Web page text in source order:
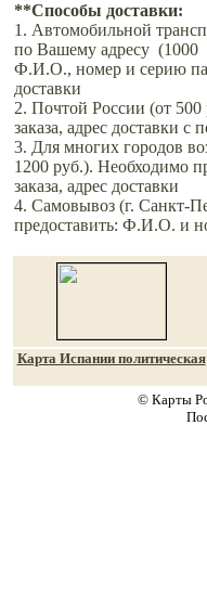
**Способы доставки:
1. Автомобильной
по Вашему адресу (1000
Ф.И.О., номер и серию
доставки
2. Почтой России (от 500
заказа, адрес доставки
3. Для многих городов
1200 руб.). Необходимо
заказа, адрес доставки
4. Самовывоз (г. Санкт-
предоставить: Ф.И.О. и
Карта Испании политическая
© Карты